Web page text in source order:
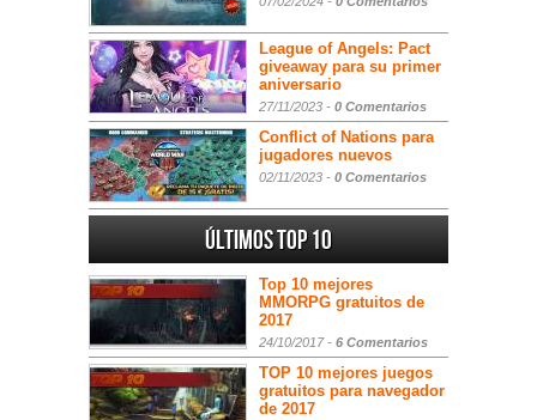
League of Angels: Pact
giveaway para su primer
aniversario
27/11/2023 - 0 Comentarios
Conflict of Nations para
jugadores nuevos
02/11/2023 - 0 Comentarios
Últimos Top 10
Top 10 mejores
MMORPG gratuitos de
2017
24/10/2017 - 6 Comentarios
TOP 10 mejores juegos
gratuitos para navegador
de 2017